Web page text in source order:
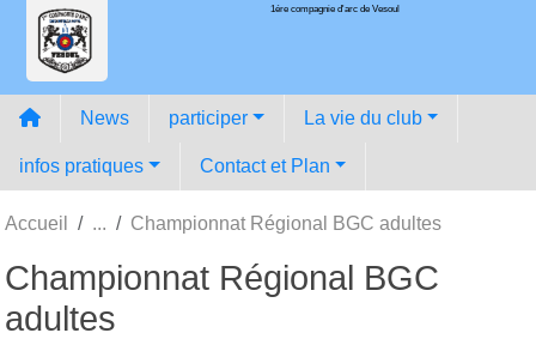
1ére compagnie d'arc de Vesoul
News participer La vie du club
infos pratiques Contact et Plan
Accueil Championnat Régional BGC adultes
Championnat Régional BGC
adultes
Panneau de gestion des cookies